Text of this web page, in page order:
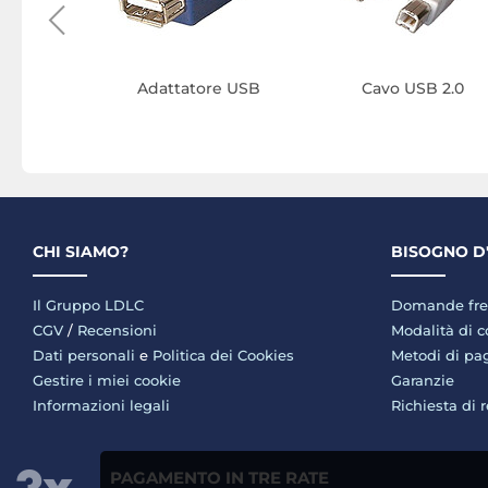
Adattatore USB Cavo USB 2.0
CHI SIAMO?
Il Gruppo LDLC
CGV / Recensioni
Dati personali e Politica dei Cookies
Gestire i miei cookie
Informazioni legali
BISOGNO
Domande
Modalità di
Metodi di
Garanzie
Richiesta di
PAGAMENTO IN TRE RATE